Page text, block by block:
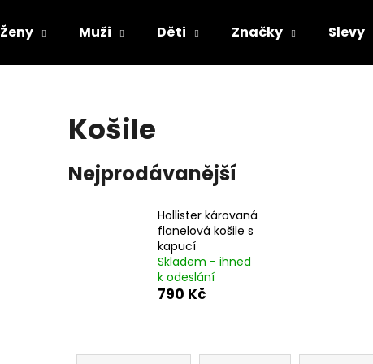
Ženy Muži Děti Značky Slevy
Košile
Nejprodávanější
Hollister károvaná
flanelová košile s
kapucí
Skladem - ihned
k odeslání
790 Kč
Ř
Doporučujeme